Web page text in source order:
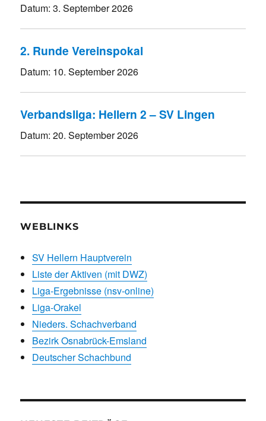
Datum:3. September 2026
2. Runde Vereinspokal
Datum: 10. September 2026
Verbandsliga: Hellern 2 – SV Lingen
Datum:20. September 2026
WEBLINKS
SV Hellern Hauptverein
Liste der Aktiven (mit DWZ)
Liga-Ergebnisse (nsv-online)
Liga-Orakel
Nieders. Schachverband
Bezirk Osnabrück-Emsland
Deutscher Schachbund